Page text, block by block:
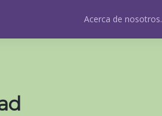
Acerca de nosotros.